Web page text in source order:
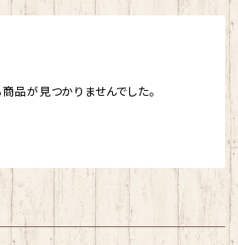
品が見つかりませんでした。